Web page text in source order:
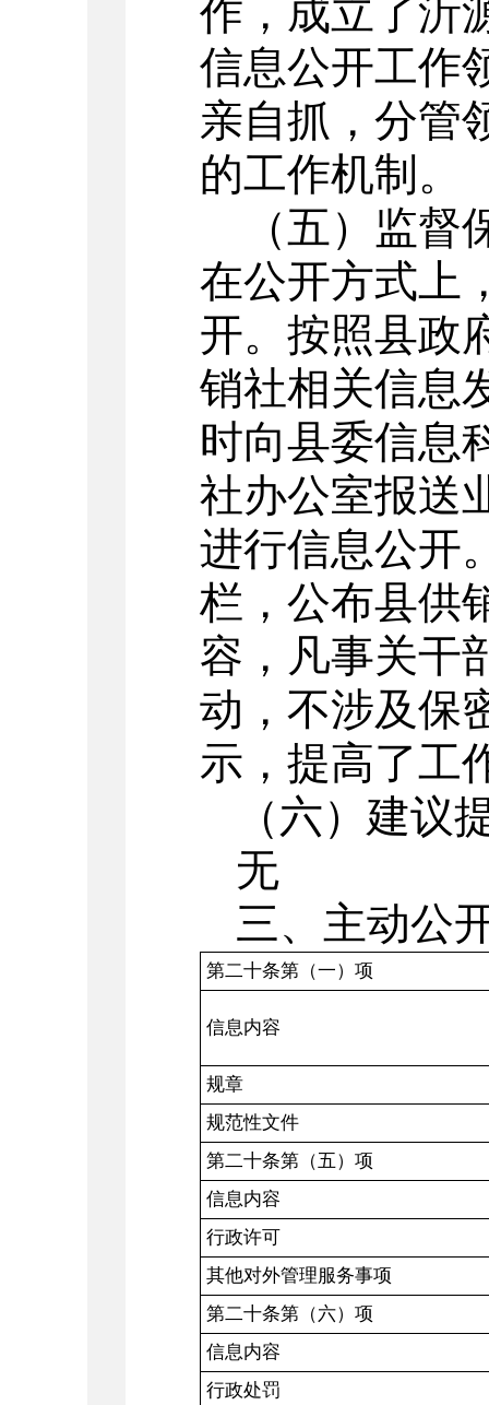
作，成立了沂
信息公开工作
亲自抓，分管
的工作机制。
（五）监督
在公开方式上
开。按照县政
销社相关信息
时向县委信息
社办公室报送
进行信息公开
栏，公布县供
容，凡事关干
动，不涉及保
示，提高了工
（六）建议
无
三、主动公
第二十条第（一）项
信息内容
规章
规范性文件
第二十条第（五）项
信息内容
行政许可
其他对外管理服务事项
第二十条第（六）项
信息内容
行政处罚